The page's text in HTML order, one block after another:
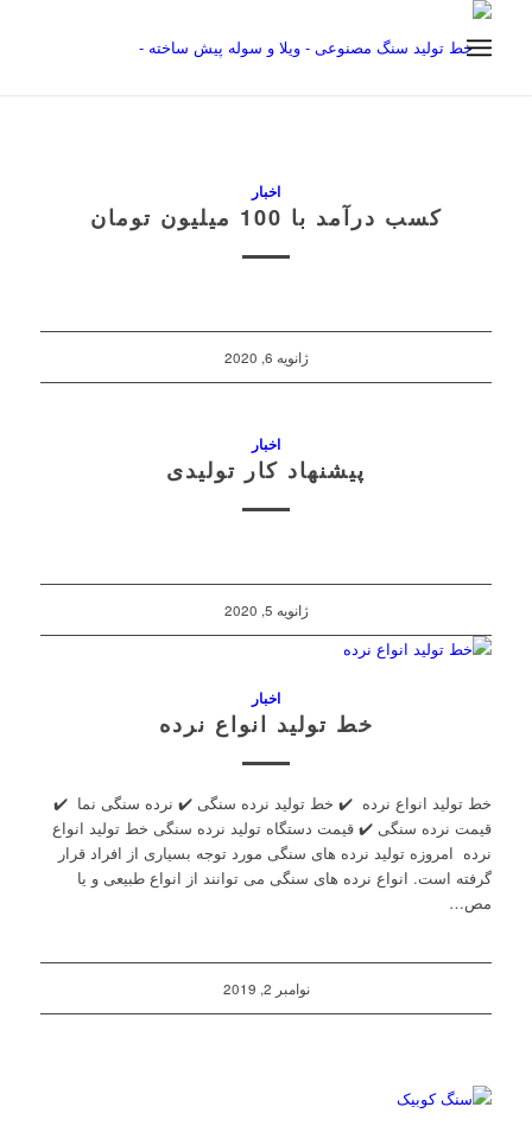
اخبار
کسب درآمد با 100 میلیون تومان
ژانویه 6, 2020
اخبار
پیشنهاد کار تولیدی
ژانویه 5, 2020
اخبار
خط تولید انواع نرده
خط تولید انواع نرده ✔️ خط تولید نرده سنگی ✔️ نرده سنگی نما ✔️
قیمت نرده سنگی ✔️ قیمت دستگاه تولید نرده سنگی خط تولید انواع
نرده امروزه تولید نرده های سنگی مورد توجه بسیاری از افراد قرار
گرفته است. انواع نرده های سنگی می توانند از انواع طبیعی و یا
مص…
نوامبر 2, 2019